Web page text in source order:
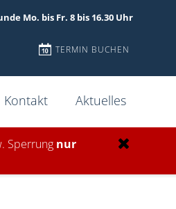
Mo. bis Fr. 8 bis 16.30 Uhr
TERMIN BUCHEN
Kontakt Aktuelles
Sperrung nur